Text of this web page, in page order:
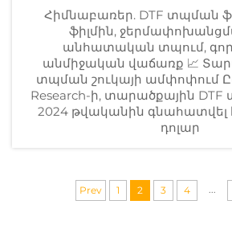
Հիմնաբառեր. DTF տպման
ֆիլմին,
անհատական տպում,
անմիջական վաճառք 📈
տպման շուկայի ամփոփում
Research-ի, տարածքային
2024 թվականին գնահատվել
դոլար
Prev 1 2 3 4 ...